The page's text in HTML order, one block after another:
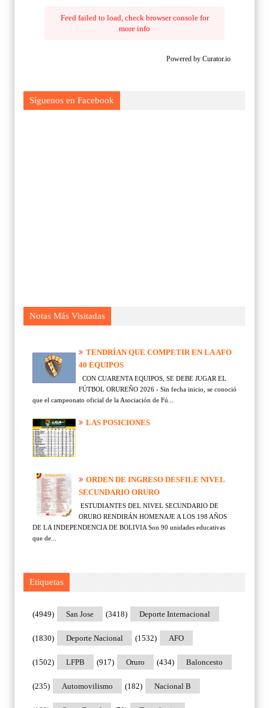
Feed failed to load, check browser console for
more info
Powered by Curator.io
Síguenos en Facebook
Notas Más Visitadas
TENDRÍAN QUE COMPETIR EN LA AFO
40 EQUIPOS
CON CUARENTA EQUIPOS, SE DEBE JUGAR EL
FÚTBOL ORUREÑO 2026 - Sin fecha inicio, se conoció
que el campeonato oficial de la Asociación de Fú...
LAS POSICIONES
ORDEN DE INGRESO DESFILE NIVEL
SECUNDARIO ORURO
ESTUDIANTES DEL NIVEL SECUNDARIO DE
ORURO RENDIRÁN HOMENAJE A LOS 198 AÑOS
DE LA INDEPENDENCIA DE BOLIVIA Son 90 unidades educativas
que de...
Etiquetas
San Jose
(4949) Deporte Internacional
(3418)
Deporte Nacional
(1830) AFO
(1532)
LFPB
(1502) Oruro
(917) Baloncesto
(434)
Automovilismo
(235) Nacional B
(182)